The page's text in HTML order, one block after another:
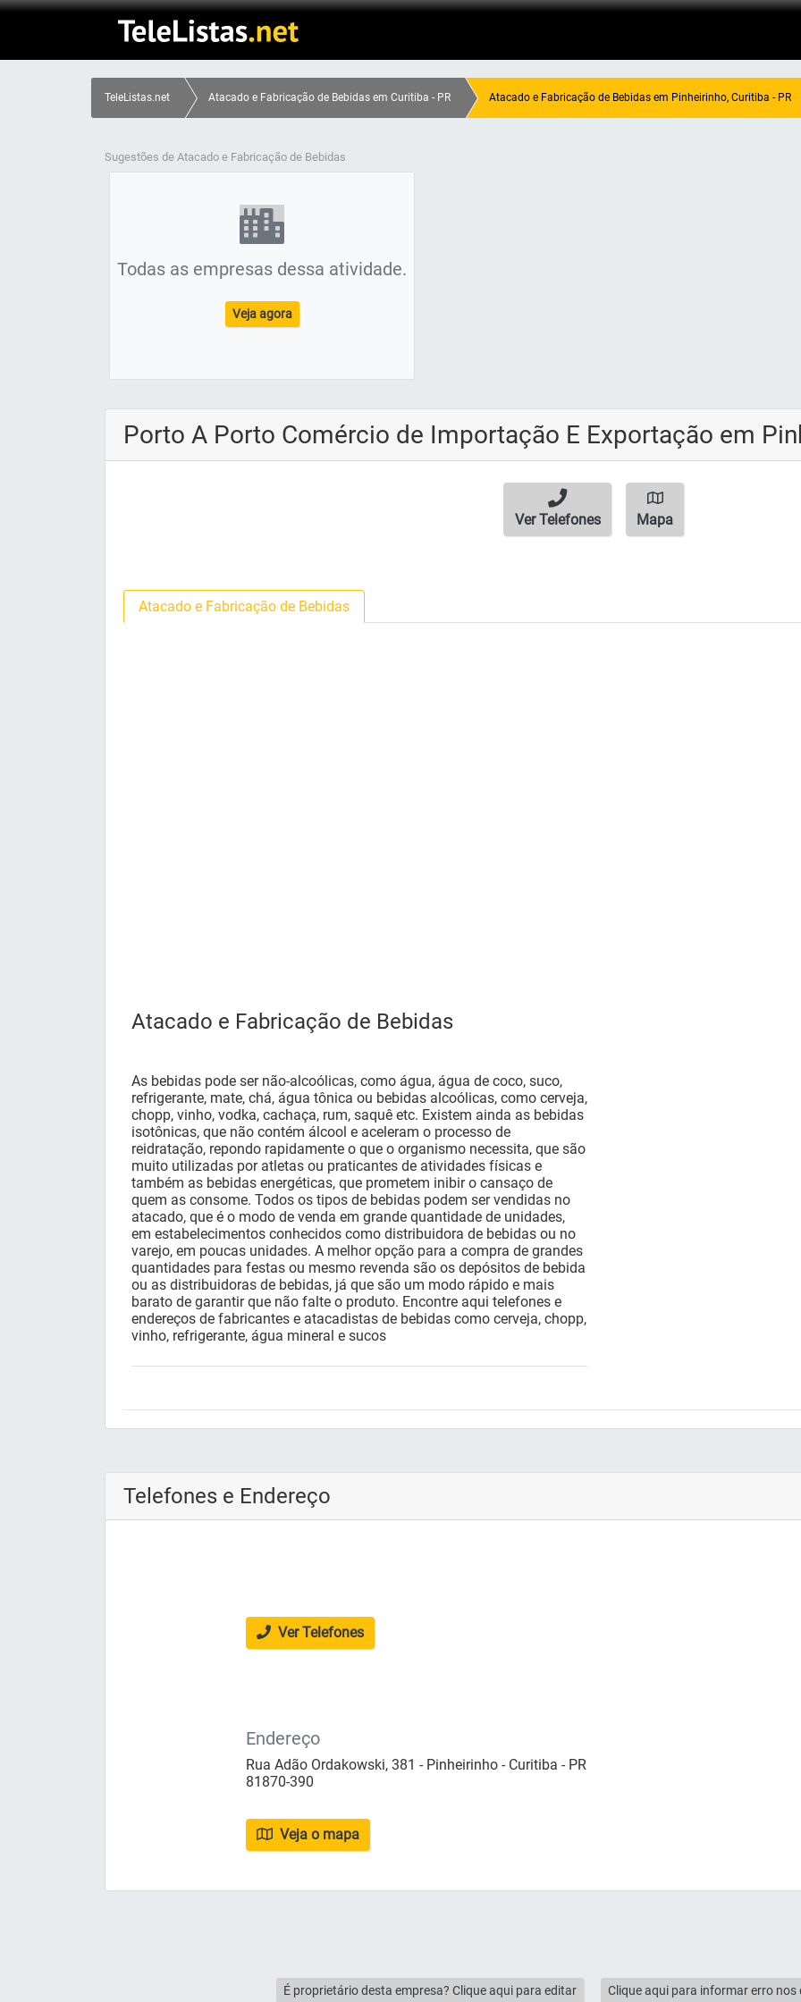
TeleListas.net Atacado e Fabricação de Bebidas em Curitiba - PR Atacado e Fabricação de Bebidas em Pinheirinho, Curitiba - PR
Sugestões de Atacado e Fabricação de Bebidas
Todas as empresas dessa atividade.
Veja agora
Porto A Porto Comércio de Importação E Exportação em
Ver Telefones Mapa
Atacado e Fabricação de Bebidas
Atacado e Fabricação de Bebidas
As bebidas pode ser não-alcoólicas, como água, água de coco, suco,
refrigerante, mate, chá, água tônica ou bebidas alcoólicas, como cerveja,
chopp, vinho, vodka, cachaça, rum, saquê etc. Existem ainda as bebidas
isotônicas, que não contém álcool e aceleram o processo de
reidratação, repondo rapidamente o que o organismo necessita, que são
muito utilizadas por atletas ou praticantes de atividades físicas e
também as bebidas energéticas, que prometem inibir o cansaço de
quem as consome. Todos os tipos de bebidas podem ser vendidas no
atacado, que é o modo de venda em grande quantidade de unidades,
em estabelecimentos conhecidos como distribuidora de bebidas ou no
varejo, em poucas unidades. A melhor opção para a compra de grandes
quantidades para festas ou mesmo revenda são os depósitos de bebida
ou as distribuidoras de bebidas, já que são um modo rápido e mais
barato de garantir que não falte o produto. Encontre aqui telefones e
endereços de fabricantes e atacadistas de bebidas como cerveja, chopp,
vinho, refrigerante, água mineral e sucos
Telefones e Endereço
Ver Telefones
Endereço
Rua Adão Ordakowski, 381 - Pinheirinho - Curitiba - PR
81870-390
Veja o mapa
É proprietário desta empresa? Clique aqui para editar Clique aqui para informar erro nos